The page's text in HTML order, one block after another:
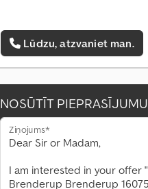
Lūdzu, atzvaniet man.
NOSŪTĪT PIEPRASĪJUMU
Ziņojums*